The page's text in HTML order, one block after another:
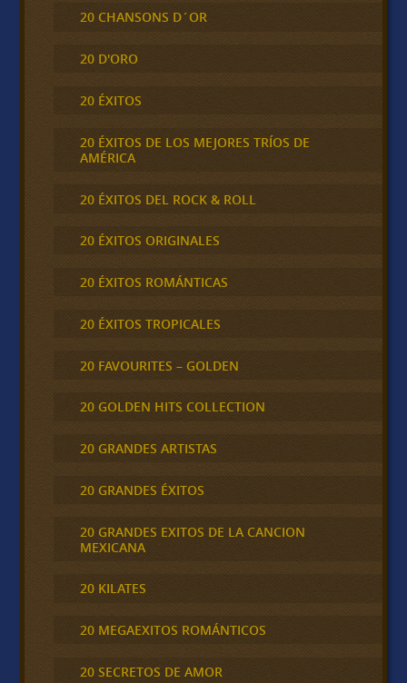
20 CHANSONS D´OR
20 D'ORO
20 ÉXITOS
20 ÉXITOS DE LOS MEJORES TRÍOS DE
AMÉRICA
20 ÉXITOS DEL ROCK & ROLL
20 ÉXITOS ORIGINALES
20 ÉXITOS ROMÁNTICAS
20 ÉXITOS TROPICALES
20 FAVOURITES – GOLDEN
20 GOLDEN HITS COLLECTION
20 GRANDES ARTISTAS
20 GRANDES ÉXITOS
20 GRANDES EXITOS DE LA CANCION
MEXICANA
20 KILATES
20 MEGAEXITOS ROMÁNTICOS
20 SECRETOS DE AMOR